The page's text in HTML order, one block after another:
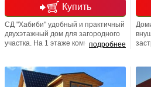
Купить
подробнее
СД "Хабиби" удобный и практичный
двухэтажный дом для загородного
участка. На 1 этаже комната 16 м2,
просторная комната.